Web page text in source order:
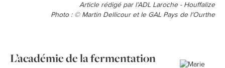
Article rédigé par l’ADL Laroche - Houffalize
Photo : © Martin Dellicour et le GAL Pays de l'Ourthe
L’académie de la fermentation